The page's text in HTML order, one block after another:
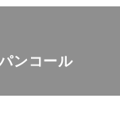
ンコール